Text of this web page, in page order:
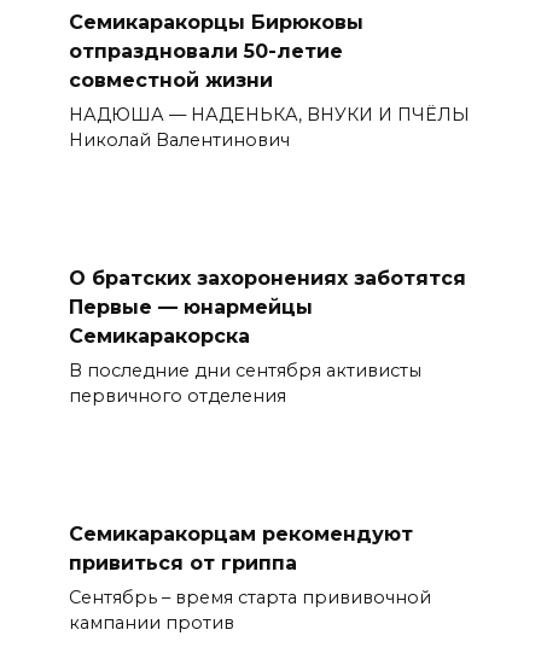
Семикаракорцы Бирюковы
отпраздновали 50-летие
совместной жизни
НАДЮША — НАДЕНЬКА, ВНУКИ И ПЧЁЛЫ
Николай Валентинович
О братских захоронениях заботятся
Первые — юнармейцы
Семикаракорска
В последние дни сентября активисты
первичного отделения
Семикаракорцам рекомендуют
привиться от гриппа
Сентябрь – время старта прививочной
кампании против